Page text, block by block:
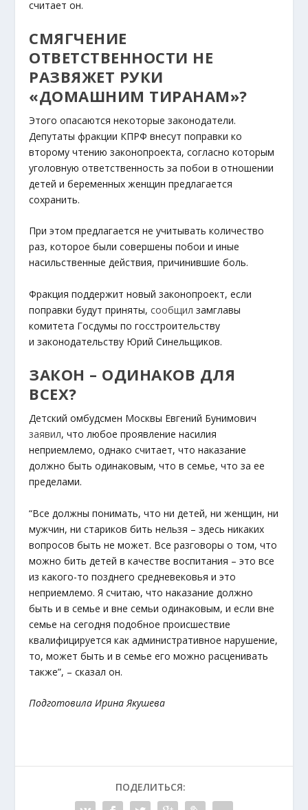
считает он.
СМЯГЧЕНИЕ
ОТВЕТСТВЕННОСТИ НЕ
РАЗВЯЖЕТ РУКИ
«ДОМАШНИМ ТИРАНАМ»?
Этого опасаются некоторые законодатели.
Депутаты фракции КПРФ внесут поправки ко
второму чтению законопроекта, согласно которым
уголовную ответственность за побои в отношении
детей и беременных женщин предлагается
сохранить.
При этом предлагается не учитывать количество
раз, которое были совершены побои и иные
насильственные действия, причинившие боль.
Фракция поддержит новый законопроект, если
поправки будут приняты,сообщил замглавы
комитета Госдумы по госстроительству
и законодательству Юрий Синельщиков.
ЗАКОН – ОДИНАКОВ ДЛЯ
ВСЕХ?
Детский омбудсмен Москвы Евгений Бунимович
заявил, что любое проявление насилия
неприемлемо, однако считает, что наказание
должно быть одинаковым, что в семье, что за ее
пределами.
“Все должны понимать, что ни детей, ни женщин, ни
мужчин, ни стариков бить нельзя – здесь никаких
вопросов быть не может. Все разговоры о том, что
можно бить детей в качестве воспитания – это все
из какого-то позднего средневековья и это
неприемлемо. Я считаю, что наказание должно
быть и в семье и вне семьи одинаковым, и если вне
семье на сегодня подобное происшествие
квалифицируется как административное нарушение,
то, может быть и в семье его можно расценивать
также”, – сказал он.
Подготовила Ирина Якушева
ПОДЕЛИТЬСЯ: